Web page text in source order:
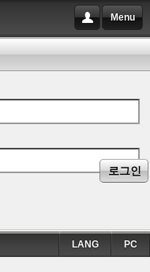
Menu
로그인
PC
LANG